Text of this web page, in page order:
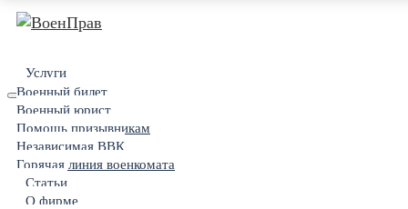
Услуги
Военный билет
Военный юрист
Помощь призывникам
Независимая ВВК
Горячая линия военкомата
Статьи
О фирме